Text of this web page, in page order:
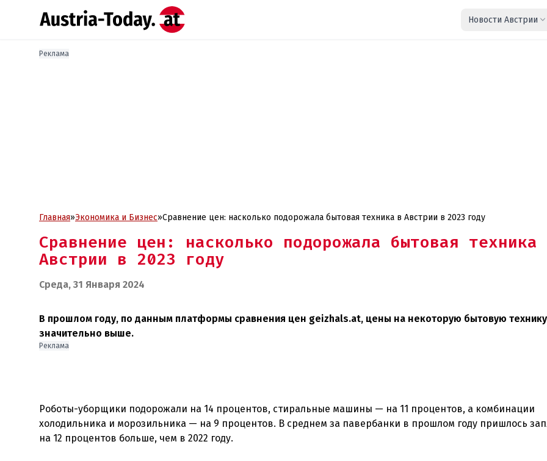
Новости Австрии
Реклама
Главная»Экономика и Бизнес»Сравнение цен: насколько подорожала бытовая техника в Австрии в 2023 году
Сравнение цен: насколько подорожала бытовая техника
Австрии в 2023 году
Среда, 31 Января 2024
В прошлом году, по данным платформы сравнения цен geizhals.at, цены на некоторую бытовую технику
значительно выше.
Реклама
Роботы-уборщики подорожали на 14 процентов, стиральные машины — на 11 процентов, а комбинации
холодильника и морозильника — на 9 процентов. В среднем за павербанки в прошлом году пришлось
на 12 процентов больше, чем в 2022 году.